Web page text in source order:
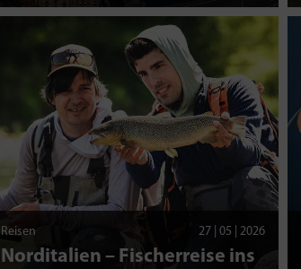
Reisen 27 | 05 | 2026
Norditalien – Fischerreise ins